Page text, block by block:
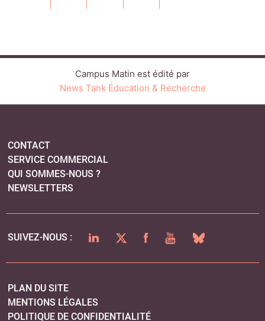
Campus Matin est édité par
News Tank Éducation & Recherche
CONTACT
SERVICE COMMERCIAL
QUI SOMMES-NOUS ?
NEWSLETTERS
SUIVEZ-NOUS : LINKEDINTWITTERFACEBOOKYOUTUBEBLUESKY
PLAN DU SITE
MENTIONS LÉGALES
POLITIQUE DE CONFIDENTIALITÉ